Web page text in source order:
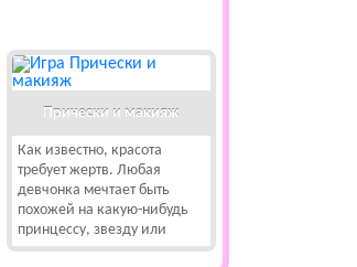
Прически и макияж
Как известно, красота
требует жертв. Любая
девчонка мечтает быть
похожей на какую-нибудь
принцессу, звезду или